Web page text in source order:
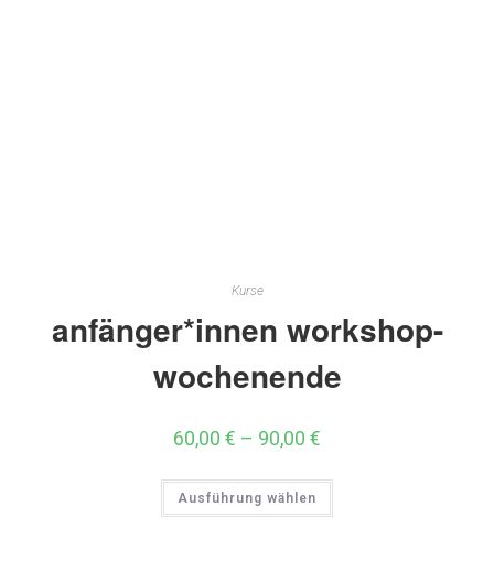
Kurse
anfänger*innen workshop-
wochenende
60,00 € – 90,00 €
Ausführung wählen